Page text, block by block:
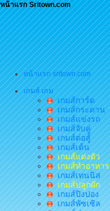
หน้าแรก Sritown.com
หน้าแรก sritown.com
เกมส์ เกม
เกมส์การ์ด
เกมส์กระดาน
เกมส์แข่งรถ
เกมส์จับคู่
เกมส์ต่อสู้
เกมส์เต้น
เกมส์แต่งตัว
เกมส์ทำอาหาร
เกมส์เทนนิส
เกมส์ปลูกผัก
เกมส์ปิงปอง
เกมส์พัซเซิล